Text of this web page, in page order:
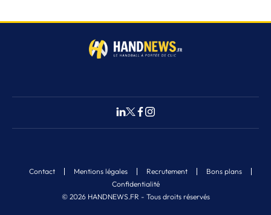
© 2026 HANDNEWS.FR - Tous droits réservés
Contact Mentions légales Recrutement
Bons plans
Confidentialité